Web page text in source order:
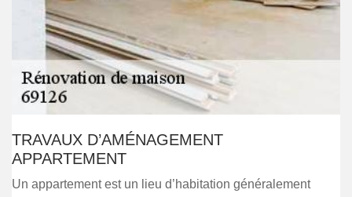
TRAVAUX D’AMÉNAGEMENT
APPARTEMENT
Un appartement est un lieu d’habitation généralement